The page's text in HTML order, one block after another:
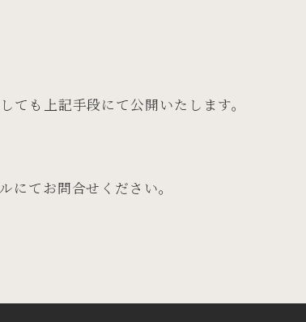
も上記手段にて公開いたします。
てお問合せください。